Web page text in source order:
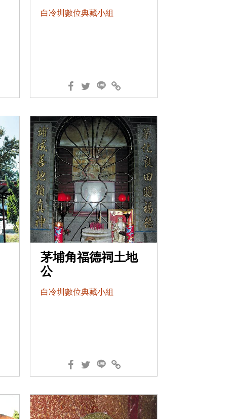
白冷圳數位典藏小組
茅埔角福德祠土地
公
白冷圳數位典藏小組